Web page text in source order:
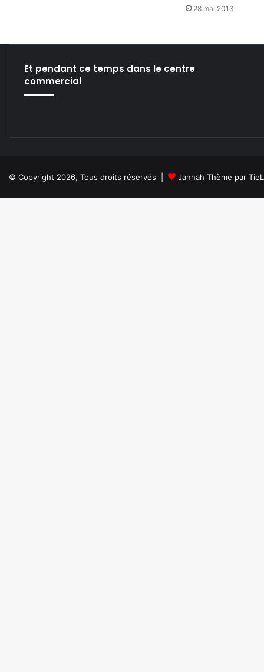
28 mai 2013
Et pendant ce temps dans le centre
commercial
© Copyright 2026, Tous droits réservés | Jannah Thème par